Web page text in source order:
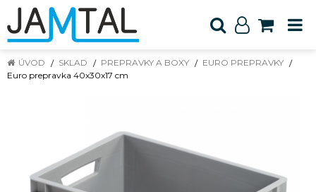
ÚVOD SKLAD PREPRAVKY A BOXY
EURO PREPRAVKY
Euro prepravka 40x30x17 cm